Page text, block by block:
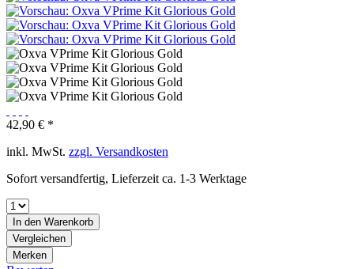
42,90 € *
inkl. MwSt. zzgl. Versandkosten
Sofort versandfertig, Lieferzeit ca. 1-3 Werktage
In den Warenkorb
Vergleichen
Merken